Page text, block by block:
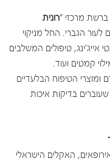
מרכזי "רונית
לעור הגברי. החל מניקוי
אייג'ינג, טיפולים המשלבים
קמטים ועוד.
הטיפוח הבלעדיים
של מותג היוקרה השוויצרי L. RAPHAEL שעוברים בדיקות איכות
האקלים הישראלי